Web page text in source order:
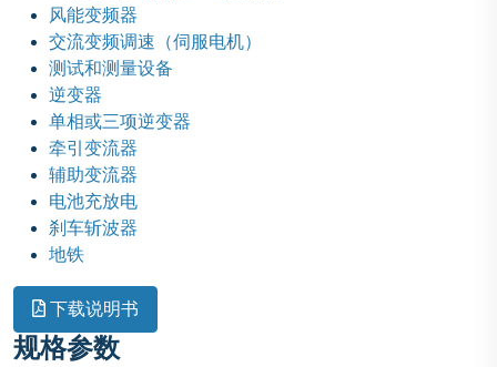
风能变频器
交流变频调速（伺服电机）
测试和测量设备
逆变器
单相或三项逆变器
牵引变流器
辅助变流器
电池充放电
刹车斩波器
地铁
下载说明书
规格参数